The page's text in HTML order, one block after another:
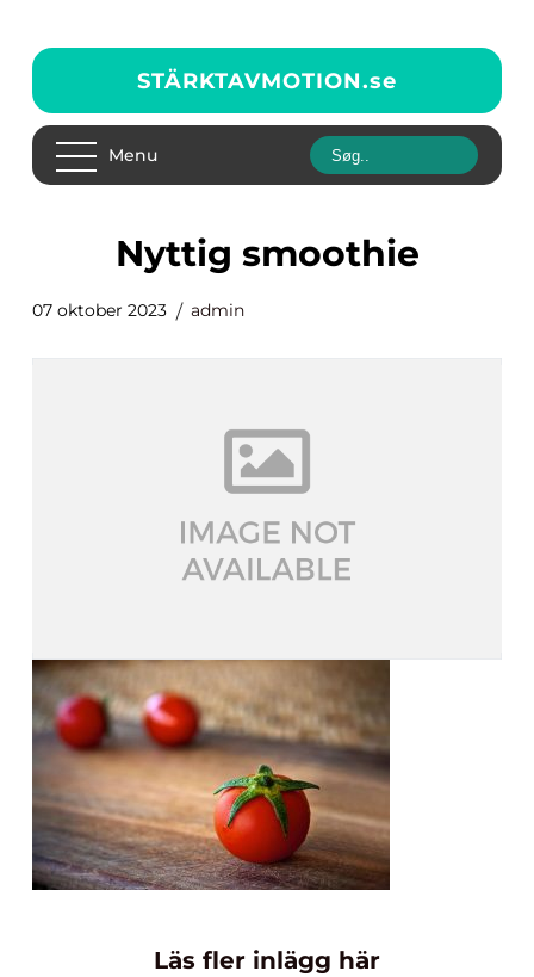
STÄRKTAVMOTION.se
Menu
nyttig smoothie
07 oktober 2023 admin
Läs fler inlägg här